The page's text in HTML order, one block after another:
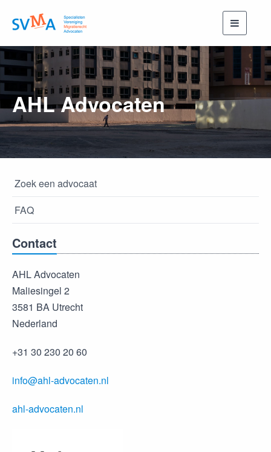
Toggle
AHL Advocaten
Zoek een advocaat
FAQ
Contact
AHL Advocaten
Maliesingel 2
3581 BA Utrecht
Nederland
+31 30 230 20 60
info@ahl-advocaten.nl
ahl-advocaten.nl